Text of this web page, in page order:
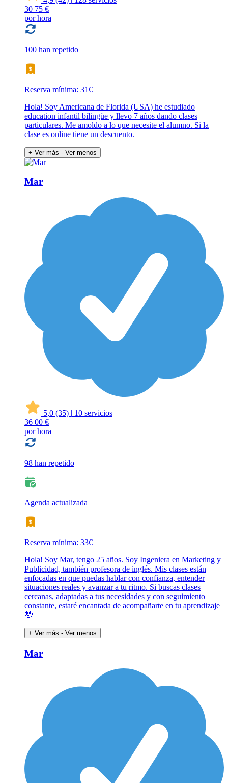
30 75 €
por hora
100 han repetido
Reserva mínima: 31€
Hola! Soy Americana de Florida (USA) he estudiado
education infantil bilingüe y llevo 7 años dando clases
particulares. Me amoldo a lo que necesite el alumno. Si la
clase es online tiene un descuento.
+ Ver más - Ver menos
Mar
5,0 (35) | 10 servicios
36 00 €
por hora
98 han repetido
Agenda actualizada
Reserva mínima: 33€
Hola! Soy Mar, tengo 25 años. Soy Ingeniera en Marketing y
Publicidad, también profesora de inglés. Mis clases están
enfocadas en que puedas hablar con confianza, entender
situaciones reales y avanzar a tu ritmo. Si buscas clases
cercanas, adaptadas a tus necesidades y con seguimiento
constante, estaré encantada de acompañarte en tu aprendizaje
🤓
+ Ver más - Ver menos
Mar